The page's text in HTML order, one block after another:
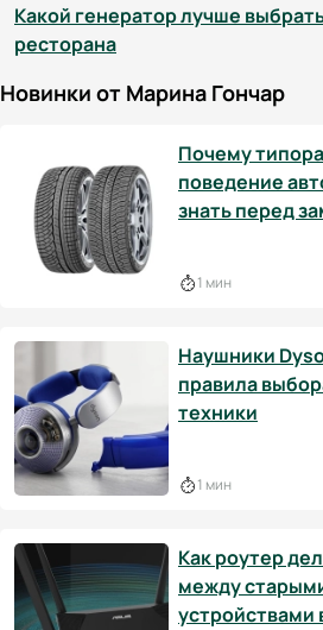
Какой генератор лучше
ресторана
Новинки от Марина Гончар
Почему
поведение
знать перед
1 мин
Наушники
правила
техники
1 мин
Как роутер
между
устройствами